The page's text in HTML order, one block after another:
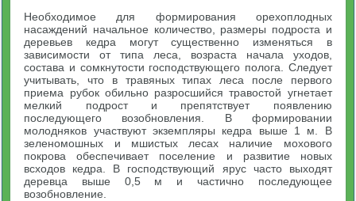
Необходимое для формирования орехоплодных
насаждений начальное количество, размеры подроста и
деревьев кедра могут существенно изменяться в
зависимости от типа леса, возраста начала уходов,
состава и сомкнутости господствующего полога. Следует
учитывать, что в травяных типах леса после первого
приема рубок обильно разросшийся травостой угнетает
мелкий подрост и препятствует появлению
последующего возобновления. В формировании
молодняков участвуют экземпляры кедра выше 1 м. В
зеленомошных и мшистых лесах наличие мохового
покрова обеспечивает поселение и развитие новых
всходов кедра. В господствующий ярус часто выходят
деревца выше 0,5 м и частично последующее
возобновление.